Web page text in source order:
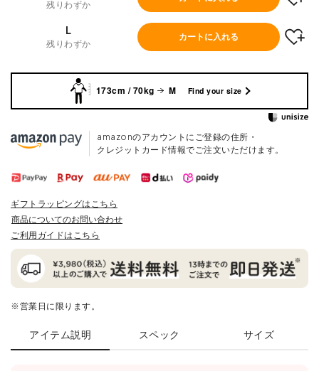
残りわずか
L
残りわずか
カートに入れる
173cm / 70kg M Find your size
amazonのアカウントにご登録の住所・
クレジットカード情報でご注文いただけます。
ギフトラッピングはこちら
商品についてのお問い合わせ
ご利用ガイドはこちら
※営業日に限ります。
アイテム説明 スペック サイズ